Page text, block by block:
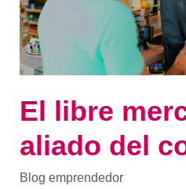
El libre
aliado del
Blog emprendedor